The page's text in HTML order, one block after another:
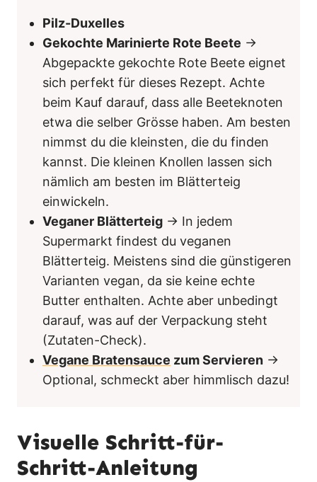
Pilz-Duxelles
Gekochte Marinierte Rote Beete →
Abgepackte gekochte Rote Beete eignet
sich perfekt für dieses Rezept. Achte
beim Kauf darauf, dass alle Beeteknoten
etwa die selber Grösse haben. Am besten
nimmst du die kleinsten, die du finden
kannst. Die kleinen Knollen lassen sich
nämlich am besten im Blätterteig
einwickeln.
Veganer Blätterteig → In jedem
Supermarkt findest du veganen
Blätterteig. Meistens sind die günstigeren
Varianten vegan, da sie keine echte
Butter enthalten. Achte aber unbedingt
darauf, was auf der Verpackung steht
(Zutaten-Check).
Vegane Bratensauce zum Servieren →
Optional, schmeckt aber himmlisch dazu!
Visuelle Schritt-für-
Schritt-Anleitung